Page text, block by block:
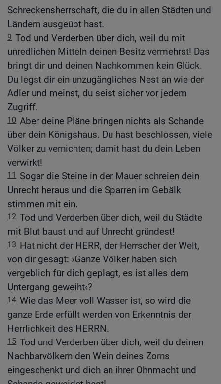
Schreckensherrschaft, die du in allen Städten und
Ländern ausgeübt hast.
9 Tod und Verderben über dich, weil du mit
unredlichen Mitteln deinen Besitz vermehrst! Das
bringt dir und deinen Nachkommen kein Glück.
Du legst dir ein unzugängliches Nest an wie der
Adler und meinst, du seist sicher vor jedem
Zugriff.
10 Aber deine Pläne bringen nichts als Schande
über dein Königshaus. Du hast beschlossen, viele
Völker zu vernichten; damit hast du dein Leben
verwirkt!
11
Sogar die Steine in der Mauer schreien dein
Unrecht heraus und die Sparren im Gebälk
stimmen mit ein.
12 Tod und Verderben über dich, weil du Städte
mit Blut baust und auf Unrecht gründest!
13 Hat nicht der HERR, der Herrscher der Welt,
von dir gesagt: ›Ganze Völker haben sich
vergeblich für dich geplagt, es ist alles dem
Untergang geweiht‹?
14 Wie das Meer voll Wasser ist, so wird die
ganze Erde erfüllt werden von Erkenntnis der
Herrlichkeit des HERRN.
15 Tod und Verderben über dich, weil du deinen
Nachbarvölkern den Wein deines Zorns
eingeschenkt und dich an ihrer Ohnmacht und